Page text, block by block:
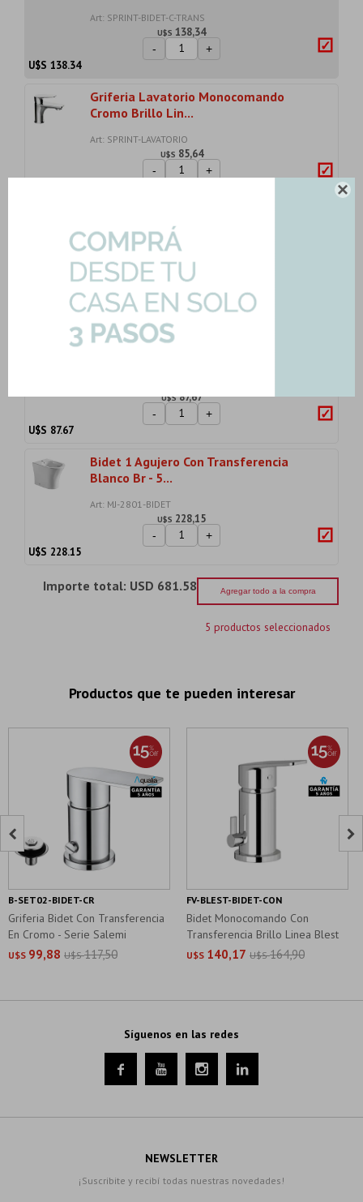

Art: SPRINT-BIDET-C-TRANS
U$S 138,34
- +
U$S 138.34
Griferia Lavatorio Monocomando
Cromo Brillo Lin...
Art: SPRINT-LAVATORIO
U$S 85,64
- +
Exterior Ducha Ex...
Art: SPRINT-MEZCL-EXT
141,78
- +
141.78
Griferia De Mesada Cocina
U$S 87,67
- +
U$S 87.67
Bidet 1 Agujero Con Transferencia
Blanco Br - 5...
Art: MJ-2801-BIDET
U$S 228,15
- +
U$S 228.15
Importe total: USD 681.58 Agregar todo a la compra
5 productos seleccionados
Productos que te pueden interesar
Griferia Bidet Con Transferencia
En Cromo - Serie Salemi
U$S 99,88 U$S 117,50
B-SET02-BIDET-CR
Bidet Monocomando Con
Transferencia Brillo Linea Blest
U$S 140,17 U$S 164,90
FV-BLEST-BIDET-CON
 
Síguenos en las redes
   
NEWSLETTER
¡Suscribite y recibí todas nuestras novedades!